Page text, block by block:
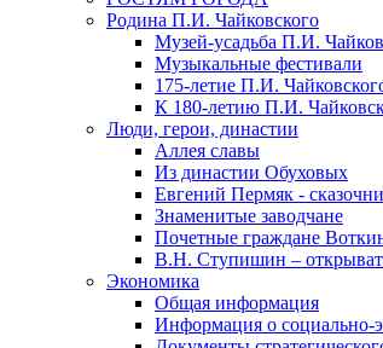
Родина П.И. Чайковского
Музей-усадьба П.И.
Музыкальные фестивали
175-летие П.И.
К 180-летию П.И.
Люди, герои, династии
Аллея славы
Из династии Обуховых
Евгений Пермяк -
Знаменитые заводчане
Почетные граждане
В.Н. Ступишин –
Экономика
Общая информация
Информация о социально-